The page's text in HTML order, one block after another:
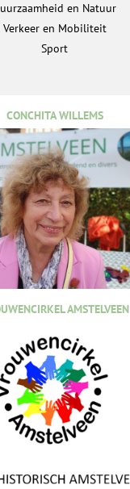
en Natuur
Verkeer en Mobiliteit
Sport
CONCHITA WILLEMS
AMSTELVEEN